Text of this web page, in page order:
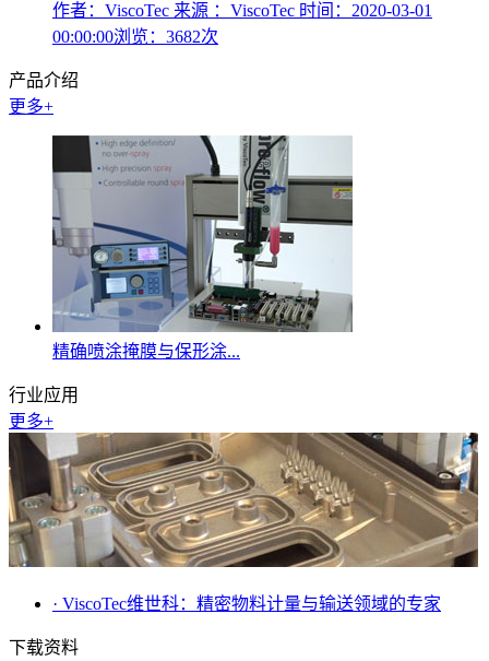
作者：ViscoTec 来源 ：ViscoTec 时间：2020-03-01
00:00:00浏览：3682次
产品介绍
更多+
精确喷涂掩膜与保形涂...
行业应用
更多+
· ViscoTec维世科：精密物料计量与输送领域的专家
下载资料